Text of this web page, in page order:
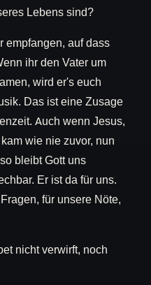
Lebens sind?
empfangen, auf dass
ihr den Vater um
wird er's euch
Das ist eine Zusage
Auch wenn Jesus,
wie nie zuvor, nun
bleibt Gott uns
Er ist da für uns.
für unsere Nöte,
nicht verwirft, noch